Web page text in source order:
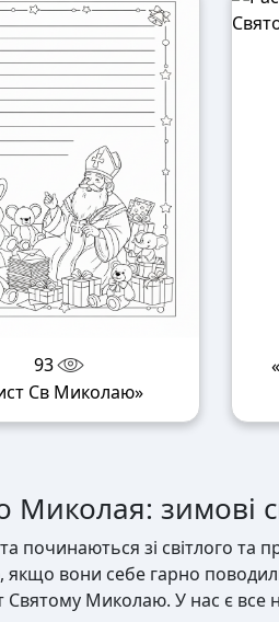
93
Св Миколаю»
зимові
починаються зі світлого
якщо вони себе гарно
Святому Миколаю. У нас є